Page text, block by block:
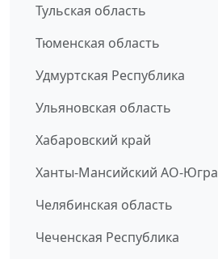
Тульская область
Тюменская область
Удмуртская Республика
Ульяновская область
Хабаровский край
Ханты-Мансийский АО-Югра
Челябинская область
Чеченская Республика